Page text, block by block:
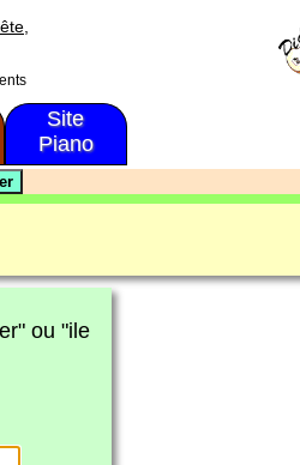
Site
Piano
ou "ile